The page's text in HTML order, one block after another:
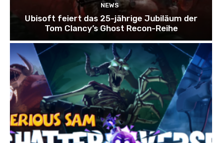
NEWS
Ubisoft feiert das 25-jährige Jubiläum der
Tom Clancy’s Ghost Recon-Reihe